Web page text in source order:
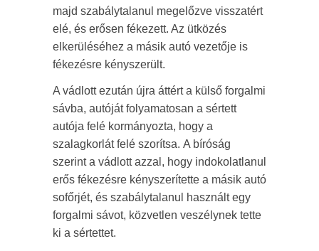
majd szabálytalanul megelőzve visszatért
elé, és erősen fékezett. Az ütközés
elkerüléséhez a másik autó vezetője is
fékezésre kényszerült.
A vádlott ezután újra áttért a külső forgalmi
sávba, autóját folyamatosan a sértett
autója felé kormányozta, hogy a
szalagkorlát felé szorítsa. A bíróság
szerint a vádlott azzal, hogy indokolatlanul
erős fékezésre kényszerítette a másik autó
sofőrjét, és szabálytalanul használt egy
forgalmi sávot, közvetlen veszélynek tette
ki a sértettet.